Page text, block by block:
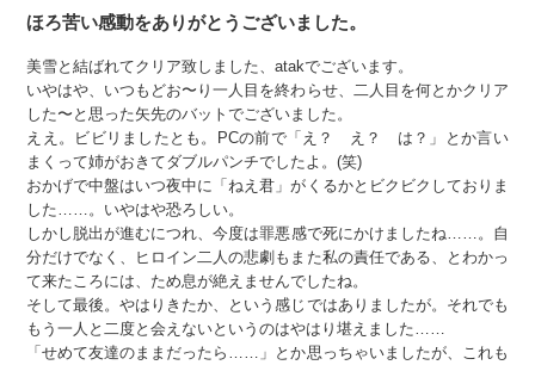
ほろ苦い感動をありがとうございました。
美雪と結ばれてクリア致しました、atakでございます。
いやはや、いつもどお〜り一人目を終わらせ、二人目を何とかクリア
した〜と思った矢先のバットでございました。
ええ。ビビリましたとも。PCの前で「え？ え？ は？」とか言い
まくって姉がおきてダブルパンチでしたよ。(笑)
おかげで中盤はいつ夜中に「ねえ君」がくるかとビクビクしておりま
した……。いやはや恐ろしい。
しかし脱出が進むにつれ、今度は罪悪感で死にかけましたね……。自
分だけでなく、ヒロイン二人の悲劇もまた私の責任である、とわかっ
て来たころには、ため息が絶えませんでしたね。
そして最後。やはりきたか、という感じではありましたが。それでも
もう一人と二度と会えないというのはやはり堪えました……
「せめて友達のままだったら……」とか思っちゃいましたが、これも